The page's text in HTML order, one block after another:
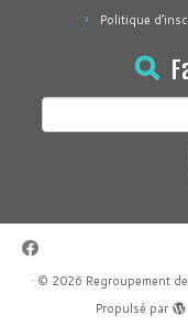
Politique
· © 2026 Regroupement
Propulsé par